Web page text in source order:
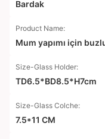
Bardak
Product Name:
Mum yapımı için
Size-Glass Holder:
TD6.5*BD8.5*H7cm
Size-Glass Colche:
7.5*11 CM